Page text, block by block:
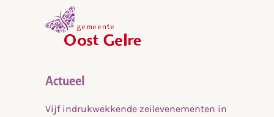
Actueel
Vijf indrukwekkende zeilevenementen in